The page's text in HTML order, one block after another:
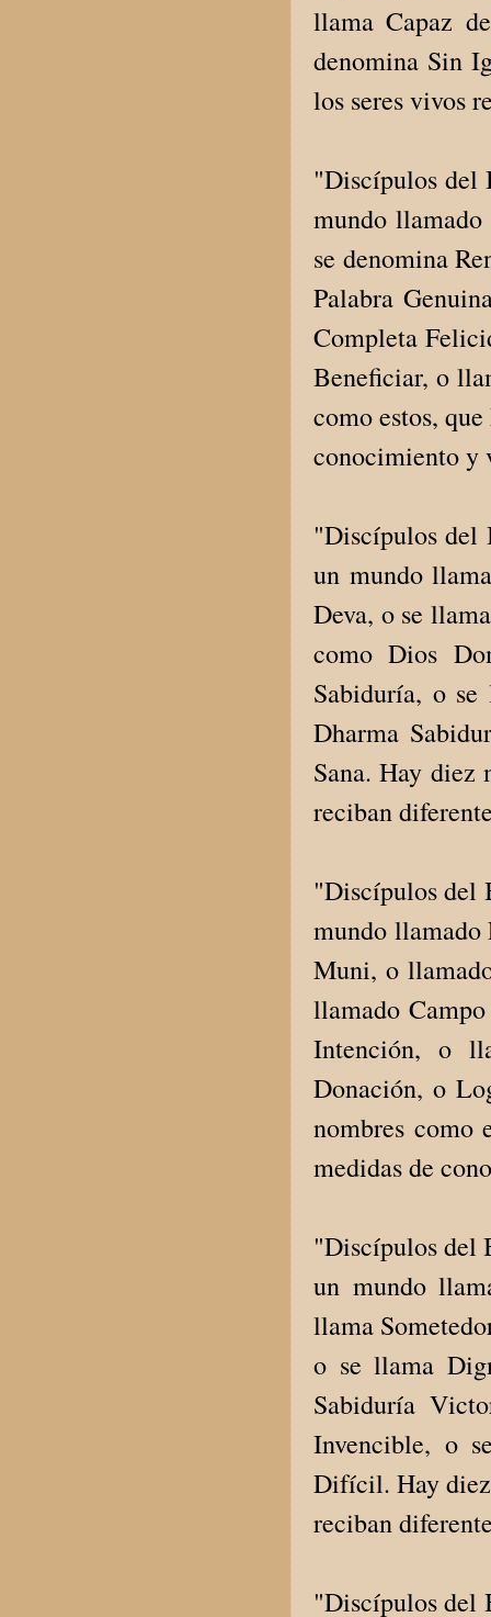
llama Capaz
denomina Sin
los seres vivos
"Discípulos del
mundo
se denomina
Palabra
Completa
Beneficiar, o
como estos,
conocimiento y
"Discípulos del
un mundo
Deva, o se
como Dios
Sabiduría, o
Dharma
Sana. Hay diez
reciban
"Discípulos del
mundo
Muni, o
llamado
Intención, o
Donación, o
nombres como
medidas de
"Discípulos del
un mundo
llama
o se llama
Sabiduría
Invencible, o
Difícil. Hay diez
reciban
"Discípulos del